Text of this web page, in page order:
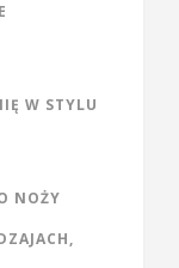
W STYLU
NOŻY